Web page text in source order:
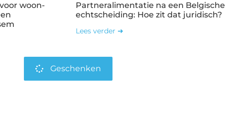
woon-
Partneralimentatie na een Belgische
echtscheiding: Hoe zit dat juridisch?
Lees verder ➜
Geschenken